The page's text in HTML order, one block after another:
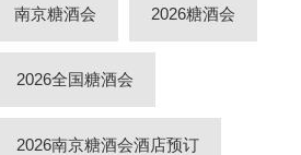
南京糖酒会 2026糖酒会
2026全国糖酒会
2026南京糖酒会酒店预订